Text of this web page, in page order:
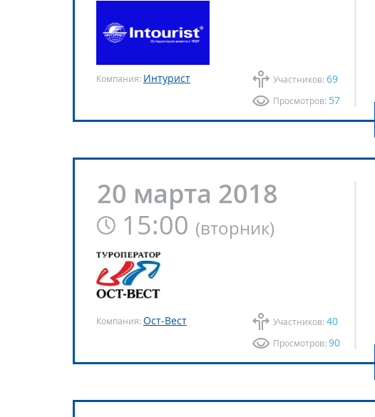
Компания: Интурист Участников: 69
Просмотров: 57
20 марта 2018
15:00 (вторник)
Компания: Ост-Вест Участников: 40
Просмотров: 90